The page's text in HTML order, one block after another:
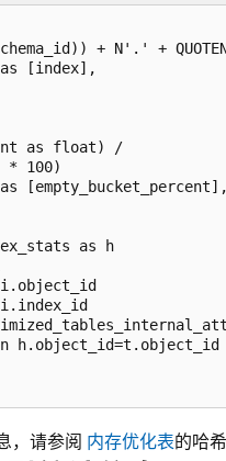
+ N'.' +
as [index],
as float) /
* 100)
as h
i.object_id
i.index_id
h.object_id=t.object_id
，请参阅 内存优化表的哈